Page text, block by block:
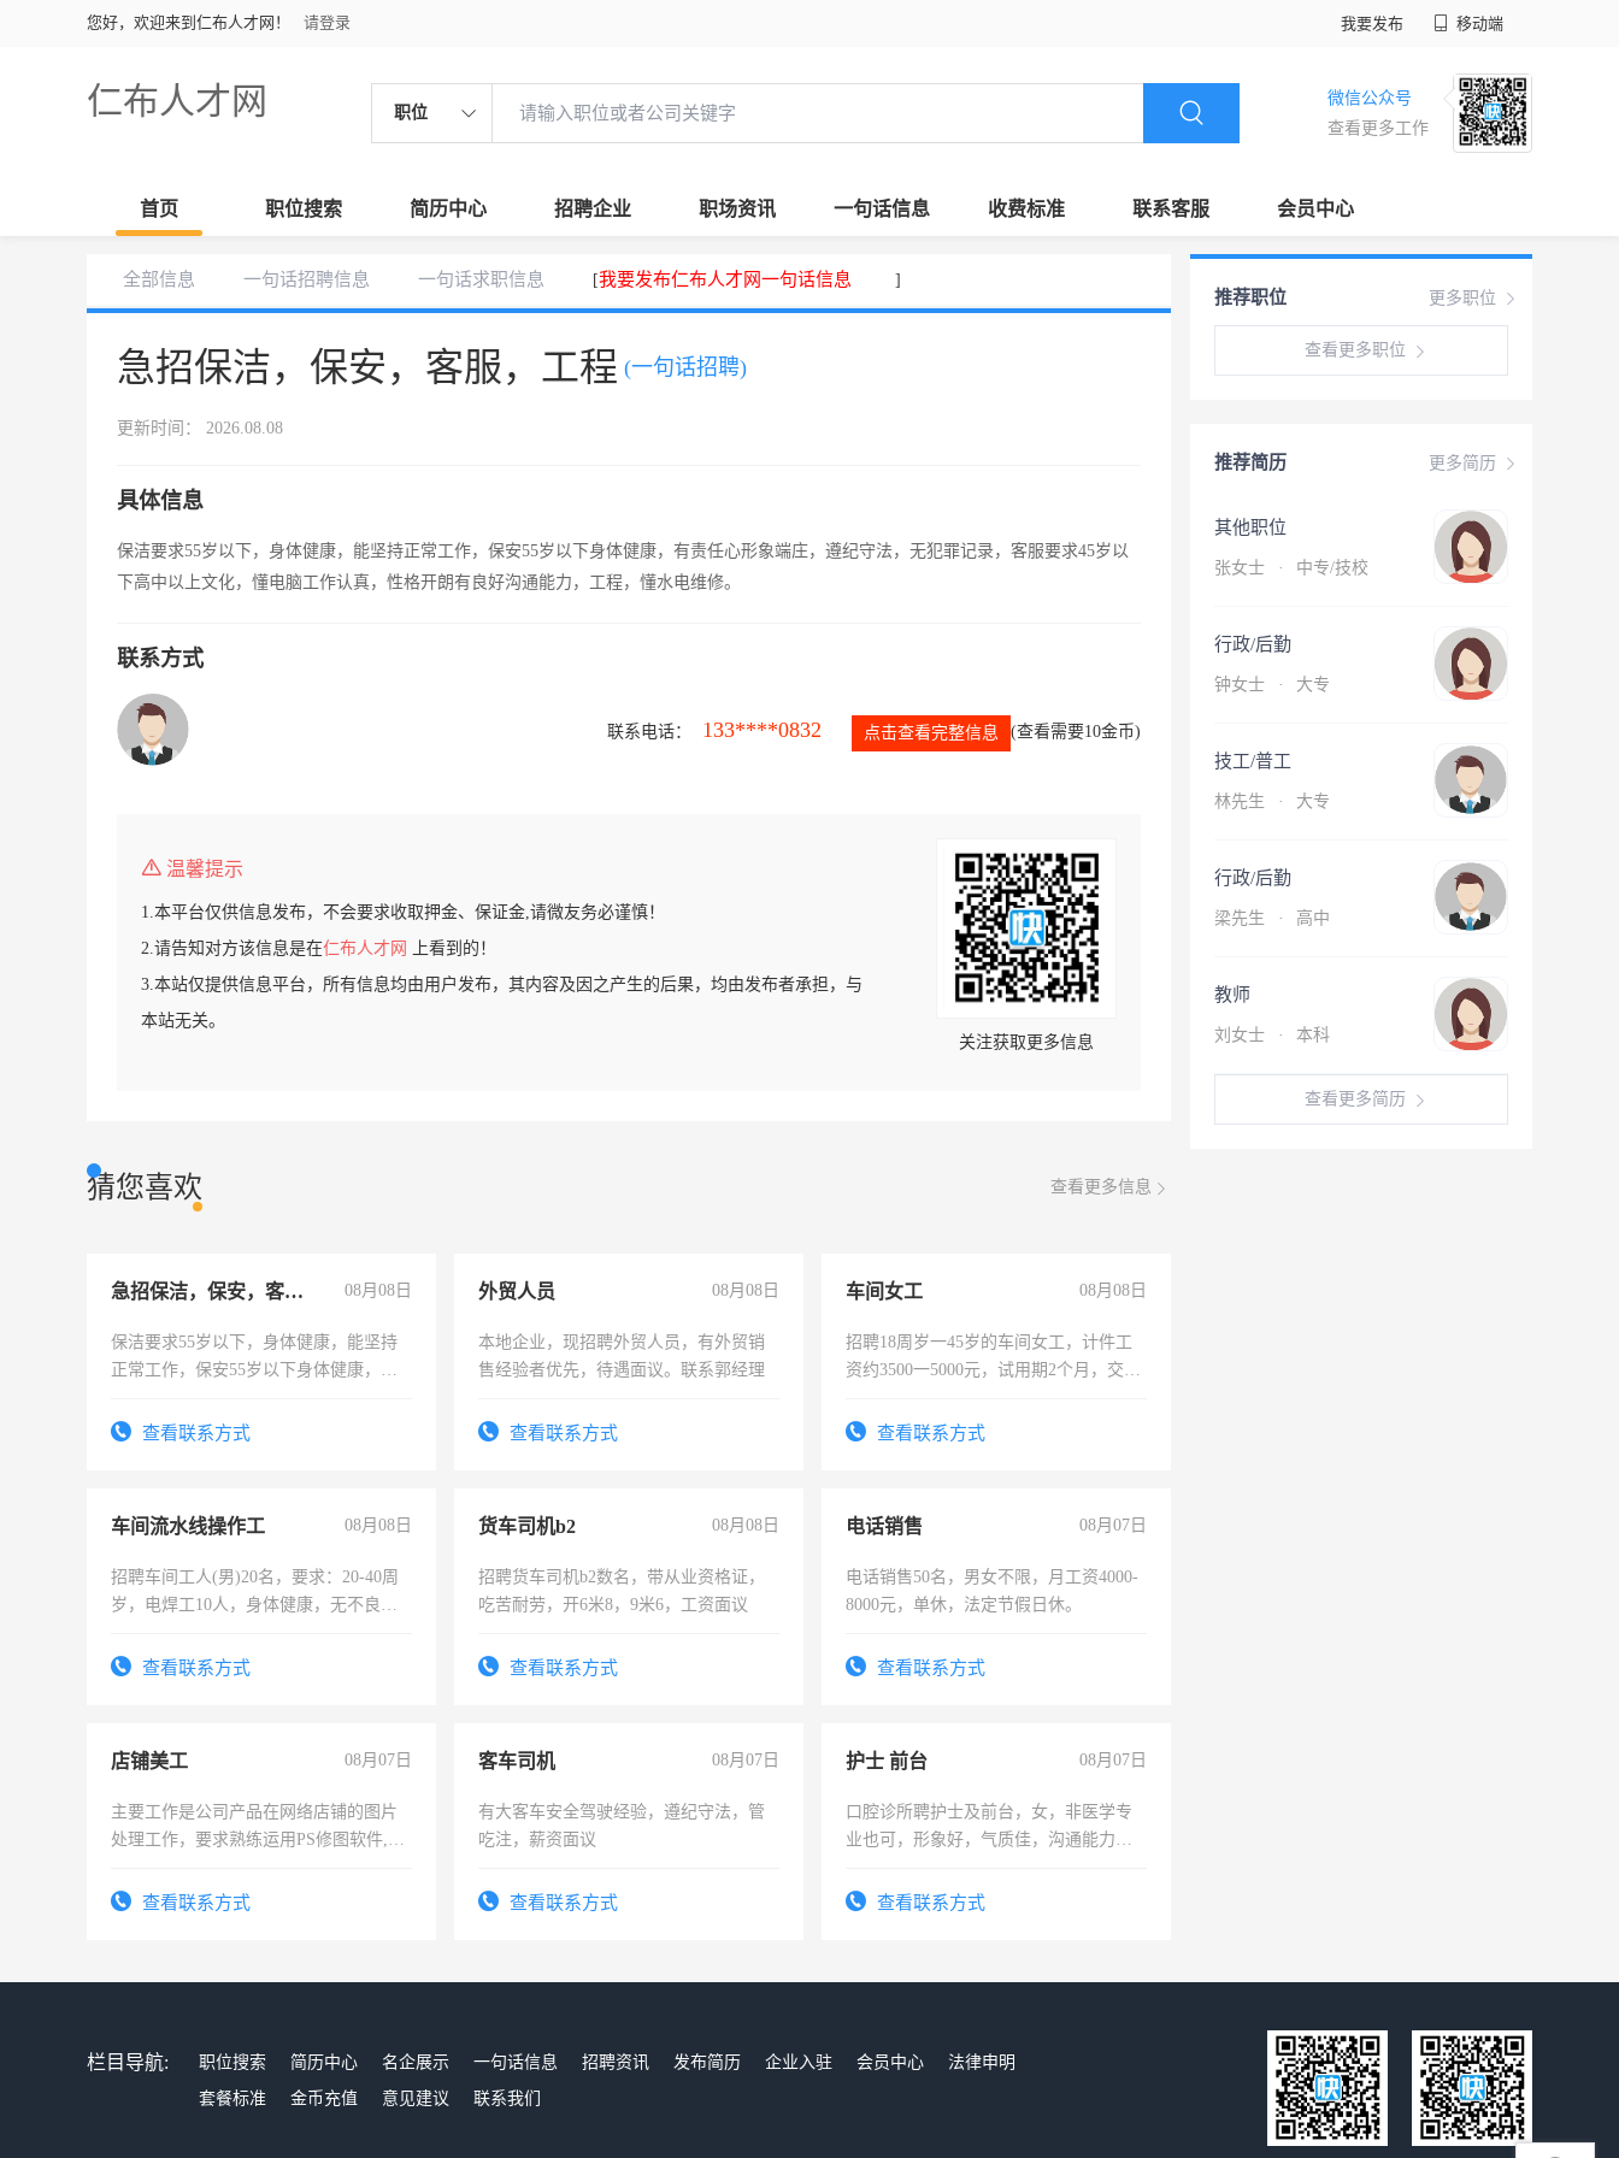
您好，欢迎来到仁布人才网！ 请登录 我要发布 移动端
仁布人才网 职位
微信公众号
查看更多工作
首页 职位搜索 简历中心 招聘企业 职场资讯 一句话信息 收费标准 联系客服 会员中心
全部信息 一句话招聘信息 一句话求职信息 [我要发布仁布人才网一句话信息 ]
急招保洁，保安，客服，工程 (一句话招聘)
更新时间： 2026.08.08
具体信息
保洁要求55岁以下，身体健康，能坚持正常工作，保安55岁以下身体健康，有责任心形象端庄，遵纪守法，无犯罪记录，客服要求45岁以
下高中以上文化，懂电脑工作认真，性格开朗有良好沟通能力，工程，懂水电维修。
联系方式
联系电话： 133****0832 点击查看完整信息 (查看需要10金币)
温馨提示
1.本平台仅供信息发布，不会要求收取押金、保证金,请微友务必谨慎！
2.请告知对方该信息是在仁布人才网
上看到的！
3.本站仅提供信息平台，所有信息均由用户发布，其内容及因之产生的后果，均由发布者承担，与
本站无关。
关注获取更多信息
猜您喜欢 查看更多信息
急招保洁，保安，客服，工程 08月08日
保洁要求55岁以下，身体健康，能坚持
正常工作，保安55岁以下身体健康，有
录，客服要求45岁以下高中以上文化，
查看联系方式
外贸人员 08月08日
本地企业，现招聘外贸人员，有外贸销
售经验者优先，待遇面议。联系郭经理
查看联系方式
车间女工 08月08日
招聘18周岁一45岁的车间女工，计件工
资约3500一5000元，试用期2个月，交五
查看联系方式
车间流水线操作工 08月08日
招聘车间工人(男)20名，要求：20-40周
岁，电焊工10人，身体健康，无不良嗜
宿，免费发放劳保用品，两班倒，每月
查看联系方式
货车司机b2 08月08日
招聘货车司机b2数名，带从业资格证，
吃苦耐劳，开6米8，9米6，工资面议
查看联系方式
电话销售 08月07日
电话销售50名，男女不限，月工资4000-
8000元，单休，法定节假日休。
查看联系方式
店铺美工 08月07日
主要工作是公司产品在网络店铺的图片
处理工作，要求熟练运用PS修图软件,工
查看联系方式
客车司机 08月07日
有大客车安全驾驶经验，遵纪守法，管
吃注，薪资面议
查看联系方式
护士 前台 08月07日
口腔诊所聘护士及前台，女，非医学专
业也可，形象好，气质佳，沟通能力
查看联系方式
更多职位
推荐职位
查看更多职位
更多简历
推荐简历
其他职位
张女士 · 中专/技校
行政/后勤
钟女士 · 大专
技工/普工
林先生 · 大专
行政/后勤
梁先生 · 高中
教师
刘女士 · 本科
查看更多简历
栏目导航: 职位搜索 简历中心 名企展示 一句话信息 招聘资讯 发布简历 企业入驻 会员中心
法律申明
套餐标准
金币充值 意见建议 联系我们